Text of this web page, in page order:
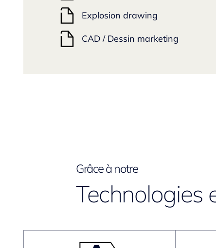
Explosion drawing
CAD / Dessin marketing
Grâce à notre
Technologies